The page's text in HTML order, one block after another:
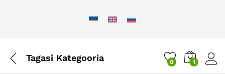
Tagasi Kategooria 0 1